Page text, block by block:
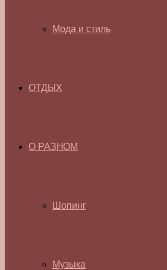
Мода и стиль
ОТДЫХ
О РАЗНОМ
Шопинг
Музыка